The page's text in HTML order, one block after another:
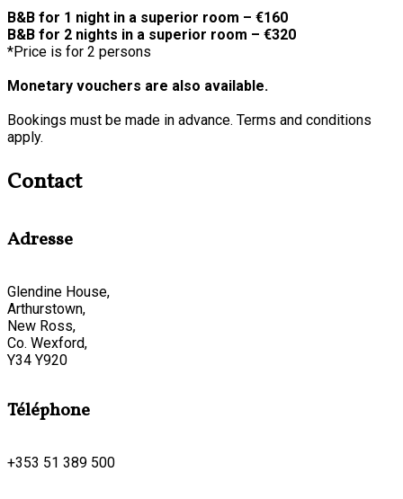
B&B for 1 night in a superior room – €160
B&B for 2 nights in a superior room – €320
*Price is for 2 persons
Monetary vouchers are also available.
Bookings must be made in advance. Terms and conditions
apply.
Contact
Adresse
Glendine House,
Arthurstown,
New Ross,
Co. Wexford,
Y34 Y920
Téléphone
+353 51 389 500